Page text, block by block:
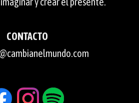
CONTACTO